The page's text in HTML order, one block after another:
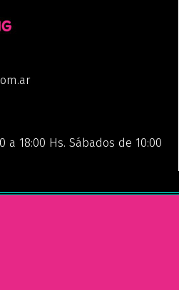
a 18:00 Hs. Sábados de 10:00